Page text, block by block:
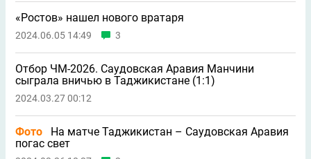
«Ростов» нашел нового вратаря
2024.06.05 14:49 3
Отбор ЧМ-2026. Саудовская Аравия Манчини
сыграла вничью в Таджикистане (1:1)
2024.03.27 00:12
Фото
На матче Таджикистан – Саудовская Аравия
погас свет